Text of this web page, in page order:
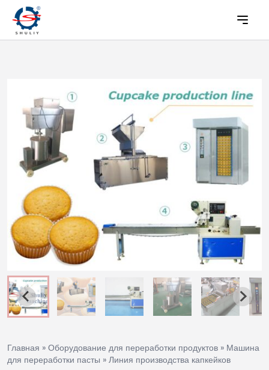
Главная » Оборудование для переработки продуктов » Машина
для переработки пасты » Линия производства капкейков